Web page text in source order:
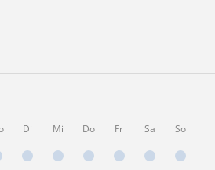
Di Mi Do Fr Sa So